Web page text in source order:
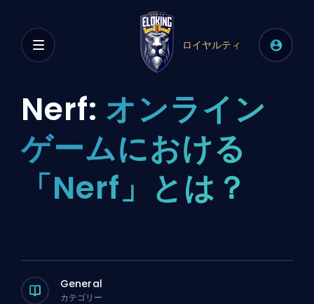
ロイヤルティ
Nerf: オンライン
ゲームにおける
「Nerf」とは？
General
カテゴリー